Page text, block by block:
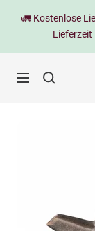
🚛 Kostenlose
Navigation